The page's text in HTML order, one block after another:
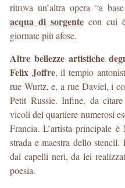
ritrova un’altra opera “a
acqua di sorgente con cui
giornate più afose.
Altre bellezze artistiche
Felix Joffre, il tempio
rue Wurtz, e, a rue Daviel, i
Petit Russie. Infine, da
vicoli del quartiere numerosi
Francia. L’artista principale
strada e maestra dello
dai capelli neri, da lei
poesia.